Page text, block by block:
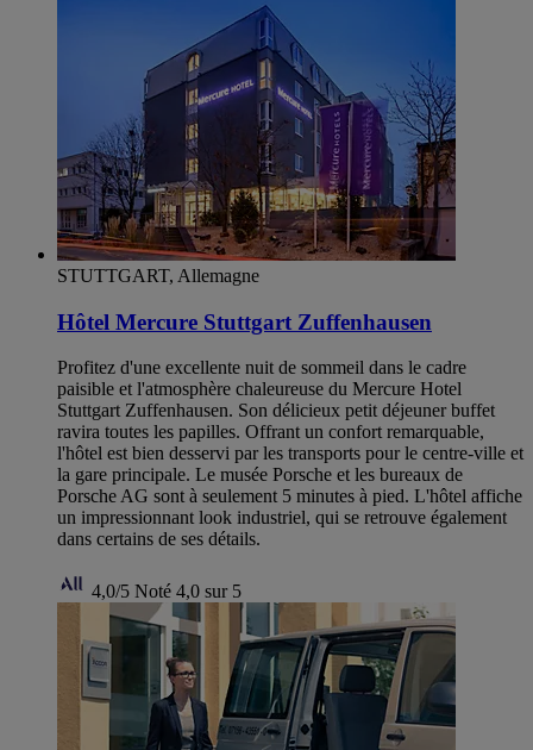
STUTTGART, Allemagne
Hôtel Mercure Stuttgart Zuffenhausen
Profitez d'une excellente nuit de sommeil dans le cadre
paisible et l'atmosphère chaleureuse du Mercure Hotel
Stuttgart Zuffenhausen. Son délicieux petit déjeuner buffet
ravira toutes les papilles. Offrant un confort remarquable,
l'hôtel est bien desservi par les transports pour le centre-ville et
la gare principale. Le musée Porsche et les bureaux de
Porsche AG sont à seulement 5 minutes à pied. L'hôtel affiche
un impressionnant look industriel, qui se retrouve également
dans certains de ses détails.
4,0/5 Noté 4,0 sur 5